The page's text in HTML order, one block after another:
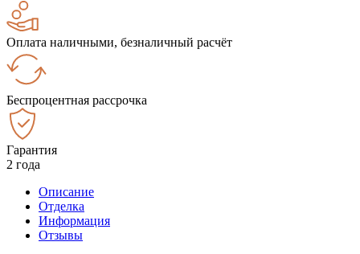
Оплата наличными, безналичный расчёт
Беспроцентная рассрочка
Гарантия
2 года
Описание
Отделка
Информация
Отзывы